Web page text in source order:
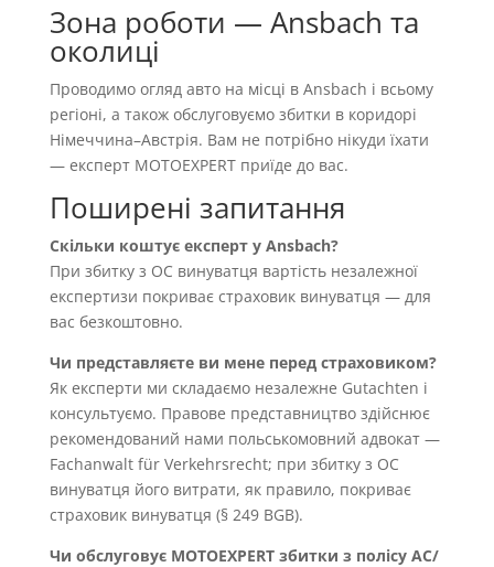
Зона роботи — Ansbach та
околиці
Проводимо огляд авто на місці в Ansbach і всьому
регіоні, а також обслуговуємо збитки в коридорі
Німеччина–Австрія. Вам не потрібно нікуди їхати
— експерт MOTOEXPERT приїде до вас.
Поширені запитання
Скільки коштує експерт у Ansbach?
При збитку з OC винуватця вартість незалежної
експертизи покриває страховик винуватця — для
вас безкоштовно.
Чи представляєте ви мене перед страховиком?
Як експерти ми складаємо незалежне Gutachten і
консультуємо. Правове представництво здійснює
рекомендований нами польськомовний адвокат —
Fachanwalt für Verkehrsrecht; при збитку з OC
винуватця його витрати, як правило, покриває
страховик винуватця (§ 249 BGB).
Чи обслуговує MOTOEXPERT збитки з полісу AC/